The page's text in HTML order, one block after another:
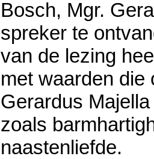
Bosch, Mgr.
spreker te
van de lezing
met waarden die
Gerardus
zoals
naastenliefde.